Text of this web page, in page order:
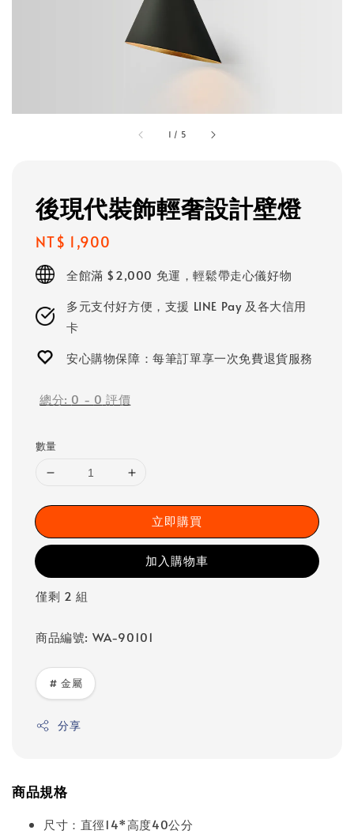
1 / 5
後現代裝飾輕奢設計壁燈
Regular
price
NT$ 1,900
全館滿 $2,000 免運，輕鬆帶走心儀好物
多元支付好方便，支援 LINE Pay 及各大信用
卡
安心購物保障：每筆訂單享一次免費退貨服務
總分: 0 - 0 評價
數量
立即購買
加入購物車
僅剩 2 組
商品編號: WA-90101
# 金屬
分享
商品規格
尺寸：直徑14*高度40公分